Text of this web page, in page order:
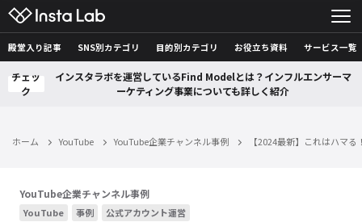
殿堂入り記事 SNS別カテゴリ 目的別カテゴリ お役立ち資料 サービス一覧
チェッ
ク
インスタラボを運営しているFind Modelとは？インフルエンサーマ
ーケティング事業についても詳しく紹介
ホーム YouTube YouTube企業チャンネル事例 【2024最新】これはハマ
YouTube企業チャンネル事例
YouTube 事例 公式アカウント運営